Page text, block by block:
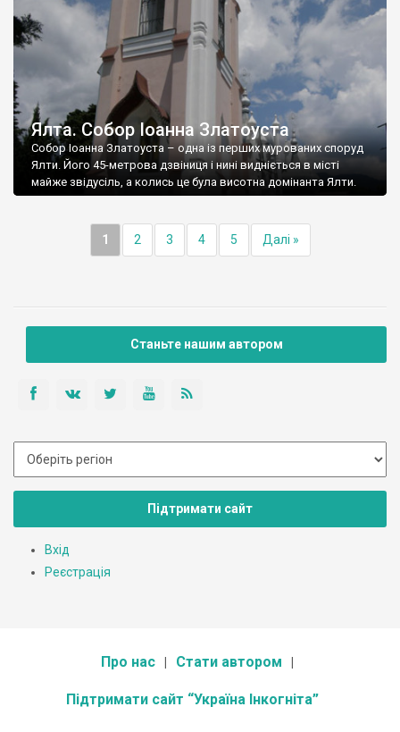
Ялта. Собор Іоанна Златоуста
Собор Іоанна Златоуста – одна із перших мурованих споруд
Ялти. Його 45-метрова дзвіниця і нині видніється в місті
майже звідусіль, а колись це була висотна домінанта Ялти.
1 2 3 4 5 Далі »
Станьте нашим автором
Підтримати сайт
Вхід
Реєстрація
Про нас Стати автором
Підтримати сайт “Україна Інкогніта”